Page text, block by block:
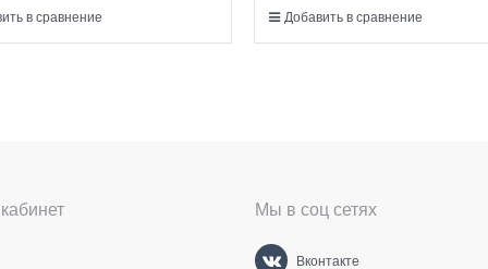
в сравнение Добавить в сравнение
Мы в соц сетях
Вконтакте